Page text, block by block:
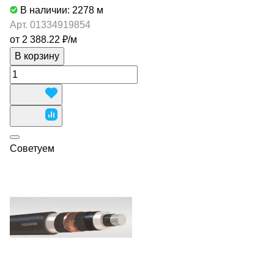
В наличии: 2278 м
Арт. 01334919854
от 2 388.22 ₽/м
В корзину
Советуем